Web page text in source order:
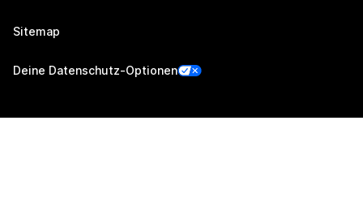
Sitemap
Deine Datenschutz-Optionen